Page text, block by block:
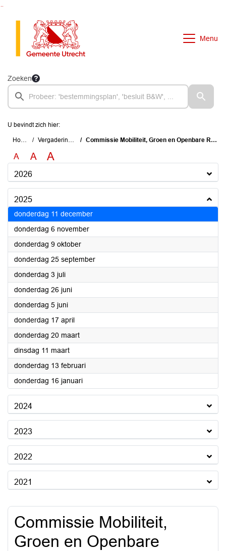
Menu
Zoeken
U bevindt zich hier:
Home Vergaderingen Commissie Mobiliteit, Groen en Openbare Ruimte
A A A
2026
2025
donderdag 11 december2025
donderdag 6 november2025
donderdag 9 oktober2025
donderdag 25 september2025
donderdag 3 juli2025
donderdag 26 juni2025
donderdag 5 juni2025
donderdag 17 april2025
donderdag 20 maart2025
dinsdag 11 maart2025
donderdag 13 februari2025
donderdag 16 januari2025
2024
2023
2022
2021
Commissie Mobiliteit,
Groen en Openbare